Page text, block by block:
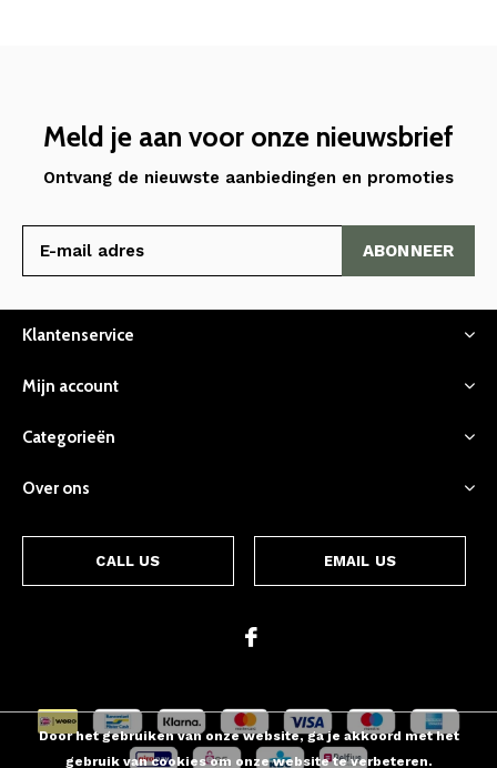
Meld je aan voor onze nieuwsbrief
Ontvang de nieuwste aanbiedingen en promoties
ABONNEER
Klantenservice
Mijn account
Categorieën
Over ons
CALL US EMAIL US
Door het gebruiken van onze website, ga je akkoord met het
gebruik van cookies om onze website te verbeteren.